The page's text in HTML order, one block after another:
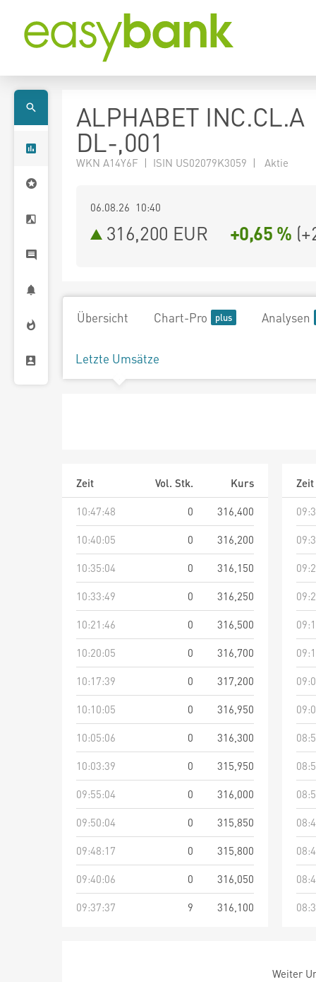
ALPHABET INC.CL.A
DL-,001
WKN A14Y6F | ISIN US02079K3059 | Aktie
06.08.26 10:40
316,200 EUR +0,65 % (
Übersicht Chart-Pro Analysen
Letzte Umsätze
Zeit Vol. Stk.
Kurs
10:47:48
0
316,400
10:40:05
0
316,200
10:35:04
0
316,150
10:33:49
0
316,250
10:21:46
0
316,500
10:20:05
0
316,700
10:17:39
0
317,200
10:10:05
0
316,950
10:05:06
0
316,300
10:03:39
0
315,950
09:55:04
0
316,000
09:50:04
0
315,850
09:48:17
0
315,800
09:40:06
0
316,050
09:37:37
9 316,100
Zeit
Weiter